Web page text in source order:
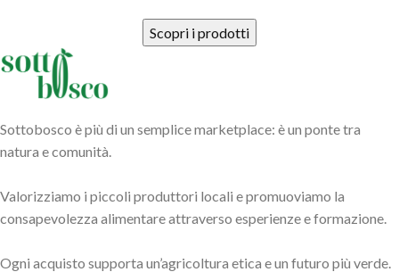
Scopri i prodotti
Sottobosco è più di un semplice marketplace: è un ponte tra
natura e comunità.
Valorizziamo i piccoli produttori locali e promuoviamo la
consapevolezza alimentare attraverso esperienze e formazione.
Ogni acquisto supporta un’agricoltura etica e un futuro più verde.